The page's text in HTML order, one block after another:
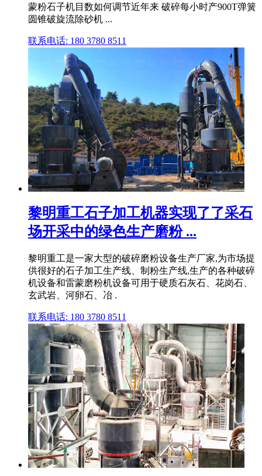
蒙粉石子机目数如何调节近年来 破碎每小时产900T弹簧
圆锥破旋流除砂机 ...
联系电话: 180 3780 8511
黎明重工石子加工机器实现了了采石
场开采中的绿色生产磨粉 ...
黎明重工是一家大型的破碎磨粉设备生产厂家,为市场提
供很好的石子加工生产线、制粉生产线,生产的各种破碎
机设备和雷蒙磨粉机设备可用于硬质石灰石、花岗石、
玄武岩、河卵石、冶 .
联系电话: 180 3780 8511